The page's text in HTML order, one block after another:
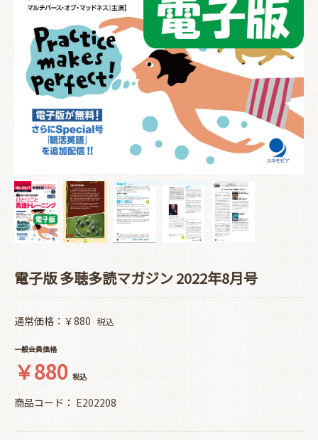
電子版 多聴多読マガジン 2022年8月号
通常価格：￥880 税込
一般会員価格
￥880 税込
商品コード： E202208